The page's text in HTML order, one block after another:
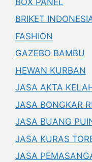
BRIKET
FASHION
GAZEBO BAMBU
HEWAN KURBAN
JASA AKTA
JASA BONGKAR
JASA BUANG
JASA KURAS
JASA